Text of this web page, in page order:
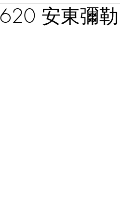
安東彌